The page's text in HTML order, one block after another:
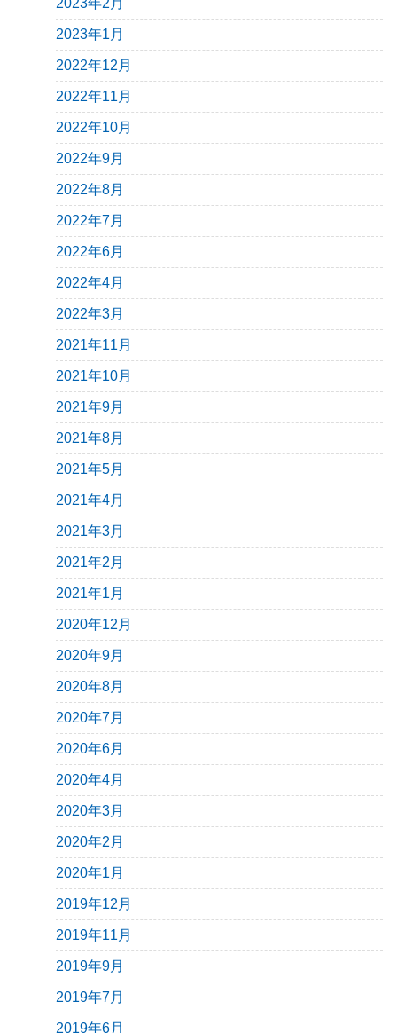
2023年2月
2023年1月
2022年12月
2022年11月
2022年10月
2022年9月
2022年8月
2022年7月
2022年6月
2022年4月
2022年3月
2021年11月
2021年10月
2021年9月
2021年8月
2021年5月
2021年4月
2021年3月
2021年2月
2021年1月
2020年12月
2020年9月
2020年8月
2020年7月
2020年6月
2020年4月
2020年3月
2020年2月
2020年1月
2019年12月
2019年11月
2019年9月
2019年7月
2019年6月